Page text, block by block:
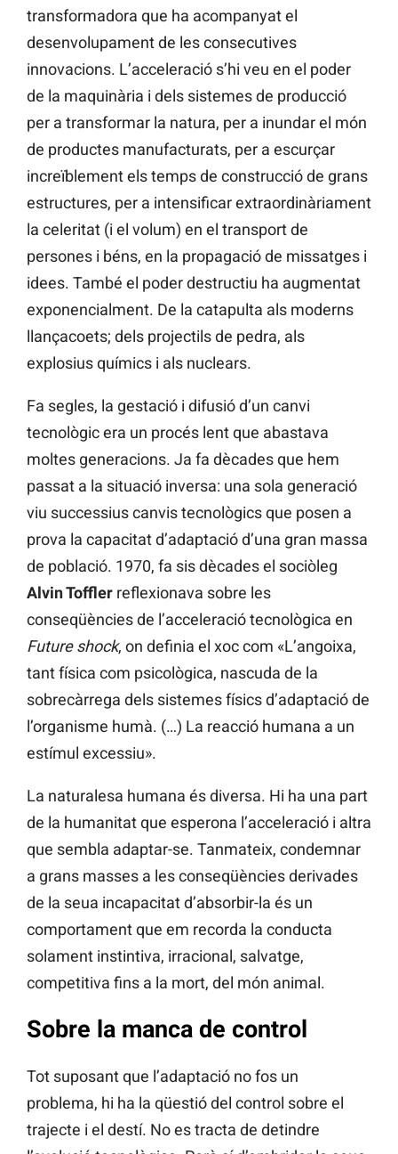
transformadora que ha acompanyat el
desenvolupament de les consecutives
innovacions. L’acceleració s’hi veu en el poder
de la maquinària i dels sistemes de producció
per a transformar la natura, per a inundar el món
de productes manufacturats, per a escurçar
increïblement els temps de construcció de grans
estructures, per a intensificar extraordinàriament
la celeritat (i el volum) en el transport de
persones i béns, en la propagació de missatges i
idees. També el poder destructiu ha augmentat
exponencialment. De la catapulta als moderns
llançacoets; dels projectils de pedra, als
explosius químics i als nuclears.
Fa segles, la gestació i difusió d’un canvi
tecnològic era un procés lent que abastava
moltes generacions. Ja fa dècades que hem
passat a la situació inversa: una sola generació
viu successius canvis tecnològics que posen a
prova la capacitat d’adaptació d’una gran massa
de població. 1970, fa sis dècades el sociòleg
Alvin Toffler reflexionava sobre les
conseqüències de l’acceleració tecnològica en
Future shock, on definia el xoc com «L’angoixa,
tant física com psicològica, nascuda de la
sobrecàrrega dels sistemes físics d’adaptació de
l’organisme humà. (…) La reacció humana a un
estímul excessiu».
La naturalesa humana és diversa. Hi ha una part
de la humanitat que esperona l’acceleració i altra
que sembla adaptar-se. Tanmateix, condemnar
a grans masses a les conseqüències derivades
de la seua incapacitat d’absorbir-la és un
comportament que em recorda la conducta
solament instintiva, irracional, salvatge,
competitiva fins a la mort, del món animal.
Sobre la manca de control
Tot suposant que l’adaptació no fos un
problema, hi ha la qüestió del control sobre el
trajecte i el destí. No es tracta de detindre